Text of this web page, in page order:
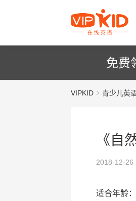
免费
VIPKID 青少儿英
《自
2018-12-26
适合年龄